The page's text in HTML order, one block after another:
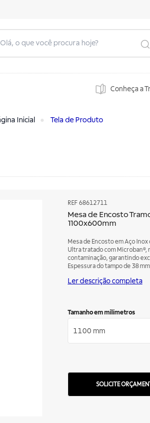
Conheça a
Inicial Tela de Produto
REF 68612711
Mesa de Encosto
1100x600mm
Mesa de Encosto em Aço
Ultra tratado com Microban®,
contaminação, garantindo
Espessura do tampo de 38
acúmulo de sujeira. Pés em
Ler descrição completa
Tamanho em milímetros
1100 mm
SOLICITE